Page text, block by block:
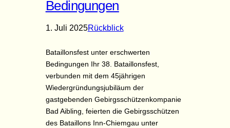
Bedingungen
1. Juli 2025Rückblick
Bataillonsfest unter erschwerten
Bedingungen Ihr 38. Bataillonsfest,
verbunden mit dem 45jährigen
Wiedergründungsjubiläum der
gastgebenden Gebirgsschützenkompanie
Bad Aibling, feierten die Gebirgsschützen
des Bataillons Inn-Chiemgau unter